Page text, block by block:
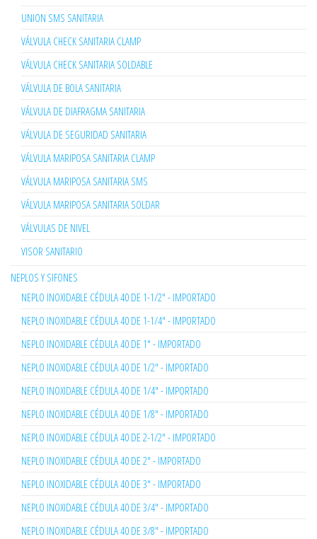
UNION SMS SANITARIA
VÁLVULA CHECK SANITARIA CLAMP
VÁLVULA CHECK SANITARIA SOLDABLE
VÁLVULA DE BOLA SANITARIA
VÁLVULA DE DIAFRAGMA SANITARIA
VÁLVULA DE SEGURIDAD SANITARIA
VÁLVULA MARIPOSA SANITARIA CLAMP
VÁLVULA MARIPOSA SANITARIA SMS
VÁLVULA MARIPOSA SANITARIA SOLDAR
VÁLVULAS DE NIVEL
VISOR SANITARIO
NEPLOS Y SIFONES
NEPLO INOXIDABLE CÉDULA 40 DE 1-1/2" - IMPORTADO
NEPLO INOXIDABLE CÉDULA 40 DE 1-1/4" - IMPORTADO
NEPLO INOXIDABLE CÉDULA 40 DE 1" - IMPORTADO
NEPLO INOXIDABLE CÉDULA 40 DE 1/2" - IMPORTADO
NEPLO INOXIDABLE CÉDULA 40 DE 1/4" - IMPORTADO
NEPLO INOXIDABLE CÉDULA 40 DE 1/8" - IMPORTADO
NEPLO INOXIDABLE CÉDULA 40 DE 2-1/2" - IMPORTADO
NEPLO INOXIDABLE CÉDULA 40 DE 2" - IMPORTADO
NEPLO INOXIDABLE CÉDULA 40 DE 3" - IMPORTADO
NEPLO INOXIDABLE CÉDULA 40 DE 3/4" - IMPORTADO
NEPLO INOXIDABLE CÉDULA 40 DE 3/8" - IMPORTADO